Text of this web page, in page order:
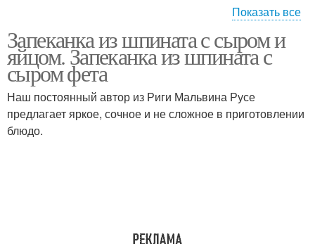
и
Показать все
Запеканка из шпината с сыром и
яйцом. Запеканка из шпината с
сыром фета
Наш постоянный автор из Риги Мальвина Русе
предлагает яркое, сочное и не сложное в приготовлении
блюдо.